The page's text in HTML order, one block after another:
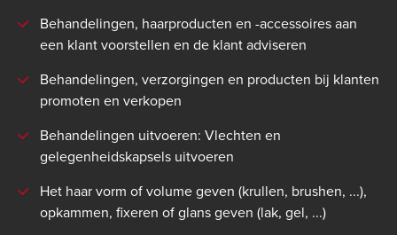
Behandelingen, haarproducten en -accessoires aan
een klant voorstellen en de klant adviseren
Behandelingen, verzorgingen en producten bij klanten
promoten en verkopen
Behandelingen uitvoeren: Vlechten en
gelegenheidskapsels uitvoeren
Het haar vorm of volume geven (krullen, brushen, ...),
opkammen, fixeren of glans geven (lak, gel, ...)